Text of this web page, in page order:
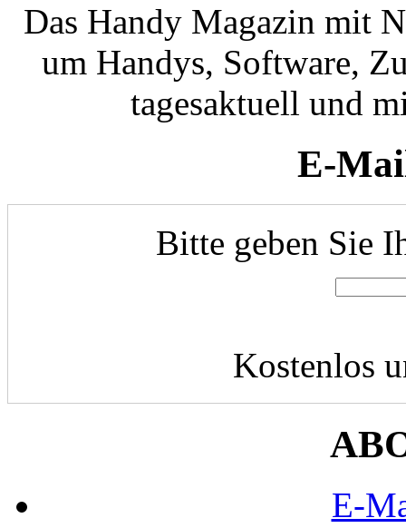
Das Handy Magazin mit
um Handys, Software,
tagesaktuell und
E-
Bitte geben Sie
Kostenlos
E-